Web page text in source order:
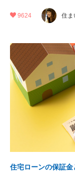
9624 住ま
住宅ローンの保証金